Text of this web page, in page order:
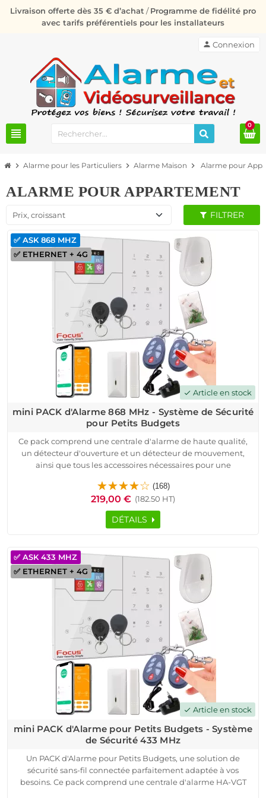
Livraison offerte dès 35 € d’achat /Programme de fidélité pro
avec tarifs préférentiels pour les installateurs
view_headline
person Connexion
0
chevron_right Alarme pour les Particuliers chevron_right Alarme Maison chevron_right Alarme pour
ALARME POUR APPARTEMENT
Prix, croissant FILTRER
check Article en stock
✅ ETHERNET + 4G
✅ ASK 868 MHZ
mini PACK d'Alarme 868 MHz - Système de Sécurité
pour Petits Budgets
Ce pack comprend une centrale d'alarme de haute qualité,
un détecteur d'ouverture et un détecteur de mouvement,
ainsi que tous les accessoires nécessaires pour une
Grâce à notre partenariat avec Meian, un leader de l'industrie
de la sécurité, notre pack garantit une communication
sécurisée et une surveillance efficace. Les détecteurs envoient
des signaux à la centrale en cas de sabotage ou d'intrusion,
notre système offre une couverture étendue pour une
protection complète de votre propriété. De plus, la
compatibilité avec une centrale d'alarme connectée vous
permet de surveiller votre sécurité à distance via une
application mobile dédiée.
(168)
219,00 € (182.50 HT)
DÉTAILS
check Article en stock
✅ ETHERNET + 4G
✅ ASK 433 MHZ
mini PACK d'Alarme pour Petits Budgets - Système
de Sécurité 433 MHz
Un PACK d'Alarme pour Petits Budgets, une solution de
sécurité sans-fil connectée parfaitement adaptée à vos
besoins. Ce pack comprend une centrale d'alarme HA-VGT